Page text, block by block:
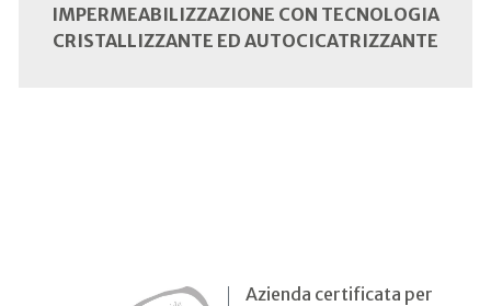
IMPERMEABILIZZAZIONE CON TECNOLOGIA
CRISTALLIZZANTE ED AUTOCICATRIZZANTE
Azienda certificata per